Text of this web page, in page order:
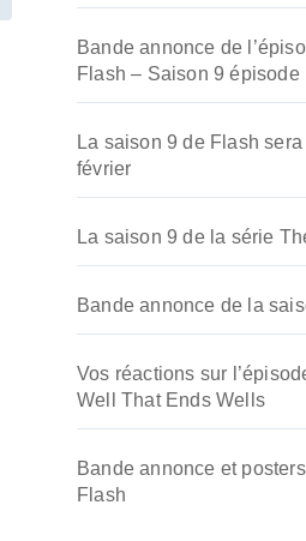
Bande annonce de
Flash – Saison 9 épisode
La saison 9 de Flash
février
La saison 9 de la série
Bande annonce de la
Vos réactions sur
Well That Ends Wells
Bande annonce et
Flash